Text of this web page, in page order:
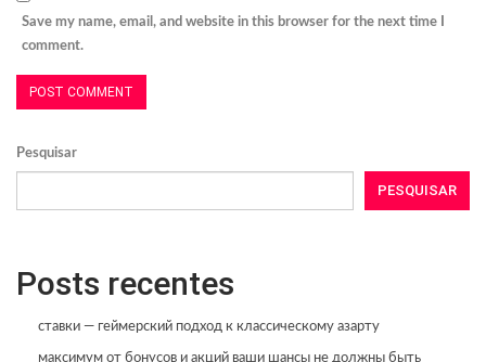
Save my name, email, and website in this browser for the next time I
comment.
Pesquisar
PESQUISAR
Posts recentes
ставки — геймерский подход к классическому азарту
максимум от бонусов и акций ваши шансы не должны быть